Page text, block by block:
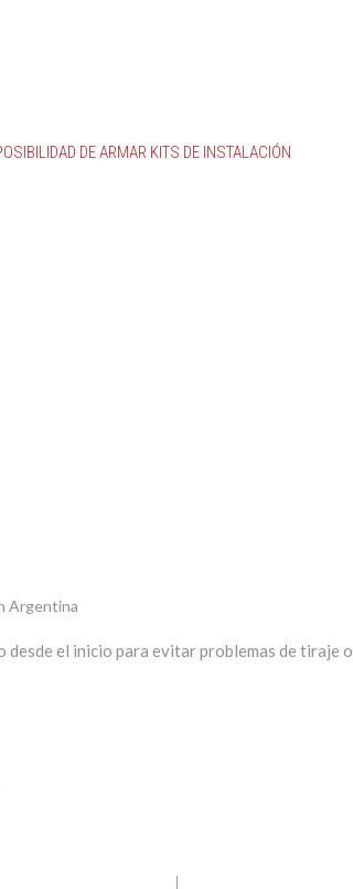
DE ARMAR KITS DE INSTALACIÓN
Argentina
el inicio para evitar problemas de tiraje o